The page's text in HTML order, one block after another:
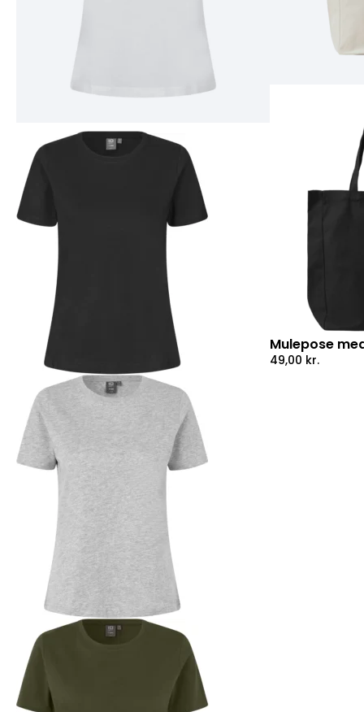
Mulepose
49,00 kr.